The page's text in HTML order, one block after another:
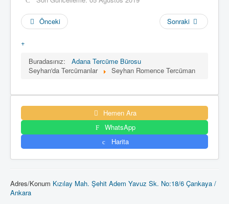
Önceki Sonraki
+
Buradasınız:
Adana Tercüme Bürosu
Seyhan'da Tercümanlar
Seyhan Romence Tercüman
Hemen Ara
WhatsApp
Harita
Adres/Konum Kızılay Mah. Şehit Adem Yavuz Sk. No:18/6 Çankaya /
Ankara